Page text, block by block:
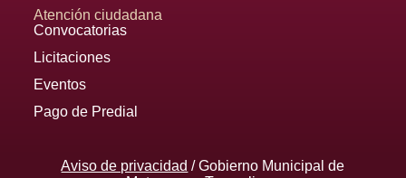
Atención ciudadana
Convocatorias
Licitaciones
Eventos
Pago de Predial
Aviso de privacidad / Gobierno Municipal de